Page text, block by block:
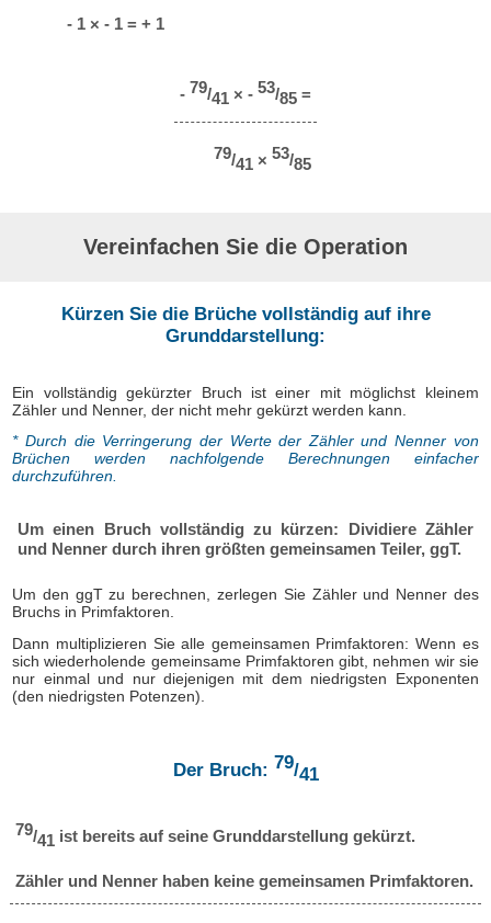
- 1 × - 1 = + 1
- 79/41 × - 53/85 =
79/41 × 53/85
Vereinfachen Sie die Operation
Kürzen Sie die Brüche vollständig auf ihre
Grunddarstellung:
Ein vollständig gekürzter Bruch ist einer mit möglichst kleinem
Zähler und Nenner, der nicht mehr gekürzt werden kann.
* Durch die Verringerung der Werte der Zähler und Nenner von
Brüchen werden nachfolgende Berechnungen einfacher
durchzuführen.
Um einen Bruch vollständig zu kürzen: Dividiere Zähler
und Nenner durch ihren größten gemeinsamen Teiler, ggT.
Um den ggT zu berechnen, zerlegen Sie Zähler und Nenner des
Bruchs in Primfaktoren.
Dann multiplizieren Sie alle gemeinsamen Primfaktoren: Wenn es
sich wiederholende gemeinsame Primfaktoren gibt, nehmen wir sie
nur einmal und nur diejenigen mit dem niedrigsten Exponenten
(den niedrigsten Potenzen).
Der Bruch: 79/41
79/41 ist bereits auf seine Grunddarstellung gekürzt.
Zähler und Nenner haben keine gemeinsamen Primfaktoren.